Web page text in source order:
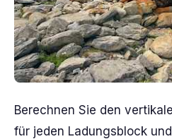
Berechnen Sie den
für jeden Ladungsblock